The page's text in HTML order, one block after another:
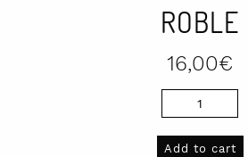
ROBLE
16,00€
Add to cart